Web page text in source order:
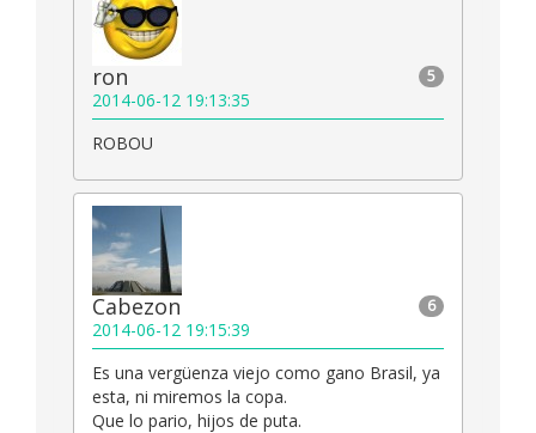
5
ron
2014-06-12 19:13:35
ROBOU
6
Cabezon
2014-06-12 19:15:39
Es una vergüenza viejo como gano Brasil, ya
esta, ni miremos la copa.
Que lo pario, hijos de puta.